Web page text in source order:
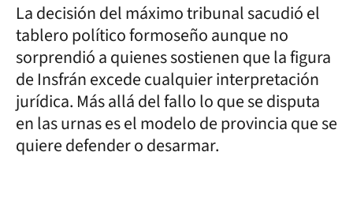
La decisión del máximo tribunal sacudió el
tablero político formoseño aunque no
sorprendió a quienes sostienen que la figura
de Insfrán excede cualquier interpretación
jurídica. Más allá del fallo lo que se disputa
en las urnas es el modelo de provincia que se
quiere defender o desarmar.